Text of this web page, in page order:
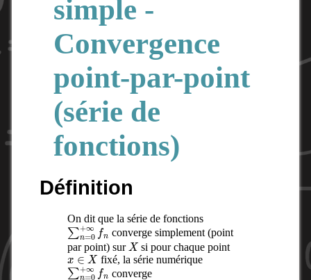
simple -
Convergence
point-par-point
(série de
fonctions)
Définition
On dit que la série de fonctions
∑n=0+∞f n
converge simplement (point
par point) sur Xsi pour chaque point
x∈ X fixé, la série numérique
∑n=0+∞fn
converge